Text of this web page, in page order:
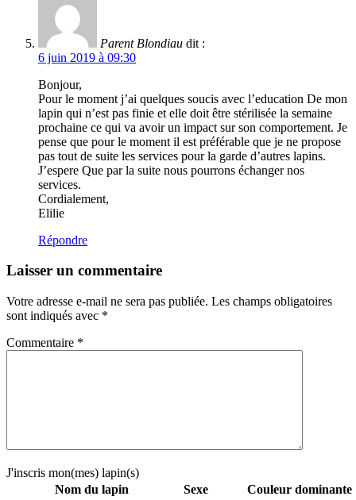
Parent Blondiau dit :
6 juin 2019 à 09:30
Bonjour,
Pour le moment j’ai quelques soucis avec l’education De mon
lapin qui n’est pas finie et elle doit être stérilisée la semaine
prochaine ce qui va avoir un impact sur son comportement. Je
pense que pour le moment il est préférable que je ne propose
pas tout de suite les services pour la garde d’autres lapins.
J’espere Que par la suite nous pourrons échanger nos
services.
Cordialement,
Elilie
Répondre
Laisser un commentaire
Votre adresse e-mail ne sera pas publiée. Les champs obligatoires
sont indiqués avec *
Commentaire *
J'inscris mon(mes) lapin(s)
Nom du lapin
Sexe
Couleur dominante